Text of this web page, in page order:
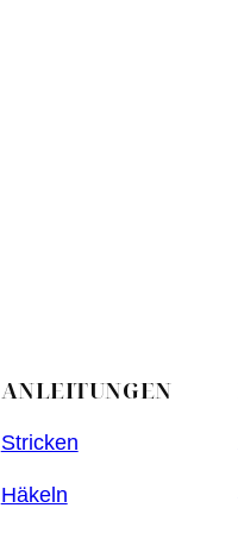
ANLEITUNGEN
Stricken
Häkeln